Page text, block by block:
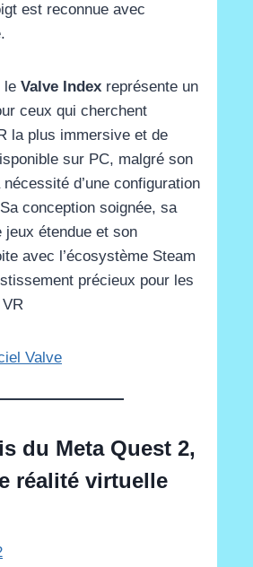
est reconnue avec
​.
le Valve Index représente un
ceux qui cherchent
la plus immersive et de
sur PC, malgré son
d’une configuration
conception soignée, sa
jeux étendue et son
avec l’écosystème Steam
précieux pour les
Valve
du Meta Quest 2,
réalité virtuelle